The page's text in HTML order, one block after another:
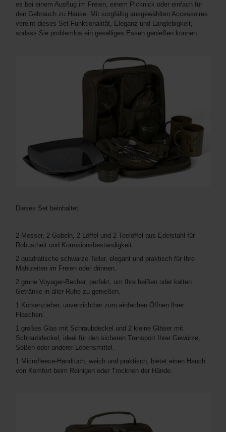
es bei einem Ausflug im Freien, einem Picknick oder einfach für
den Gebrauch zu Hause. Mit sorgfältig ausgewählten Accessoires
vereint dieses Set Funktionalität, Eleganz und Langlebigkeit,
sodass Sie problemlos ein geselliges Essen genießen können.
Dieses Set beinhaltet:
2 Messer, 2 Gabeln, 2 Löffel und 2 Teelöffel aus Edelstahl für
Robustheit und Korrosionsbeständigkeit.
2 quadratische schwarze Teller, elegant und praktisch für Ihre
Mahlzeiten im Freien oder drinnen.
2 grüne Voyager-Becher, perfekt, um Ihre heißen oder kalten
Getränke in aller Ruhe zu genießen.
1 Korkenzieher, unverzichtbar zum einfachen Öffnen Ihrer
Flaschen.
1 großes Glas mit Schraubdeckel und 2 kleine Gläser mit
Schraubdeckel, ideal für den sicheren Transport Ihrer Gewürze,
Soßen oder anderer Lebensmittel.
1 Microfleece-Handtuch, weich und praktisch, bietet einen Hauch
von Komfort beim Reinigen oder Trocknen der Hände.